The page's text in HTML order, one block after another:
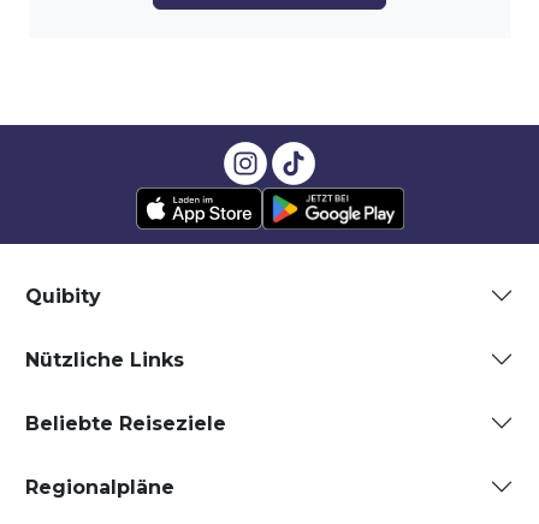
Quibity
Nützliche Links
Beliebte Reiseziele
Regionalpläne